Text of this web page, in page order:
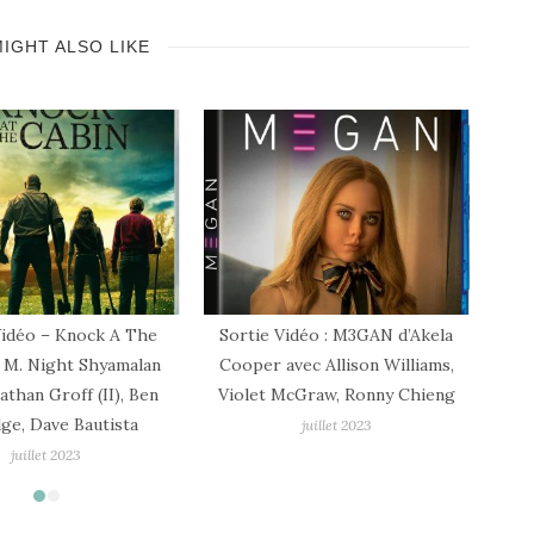
ALSO LIKE
: M3GAN d’Akela
Allison Williams,
Ronny Chieng
juillet 2023
Sortie Vidéo – Le Torrent d’Anne
Le Ny avec José Garcia, André
Dussollier, Capucine Valmary
avril 2023